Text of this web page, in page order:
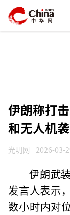
伊朗称打
和无人机
光明网 2026-03-
伊朗武
发言人表示
数小时内对